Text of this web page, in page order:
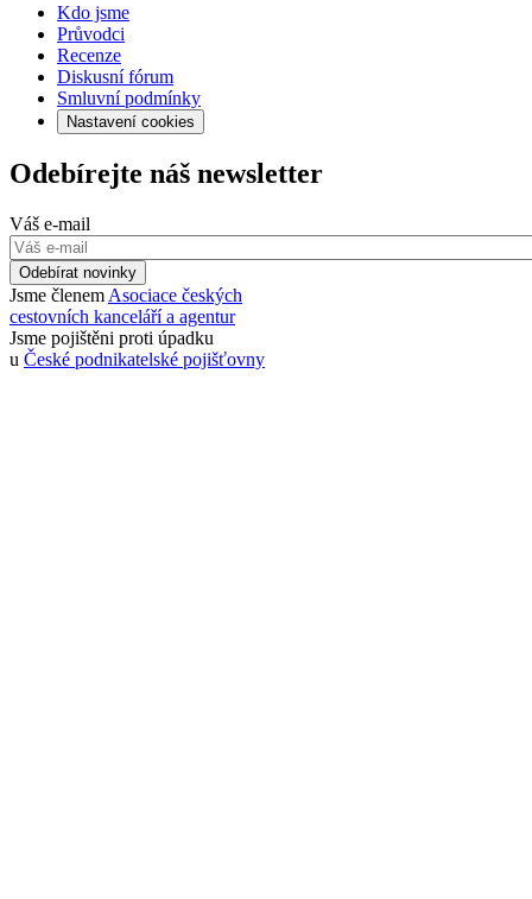
Kdo jsme
Průvodci
Recenze
Diskusní fórum
Smluvní podmínky
Nastavení cookies
Odebírejte náš newsletter
Váš e-mail
Odebírat novinky
Jsme členem Asociace českých
cestovních kanceláří a agentur
Jsme pojištěni proti úpadku
u České podnikatelské pojišťovny